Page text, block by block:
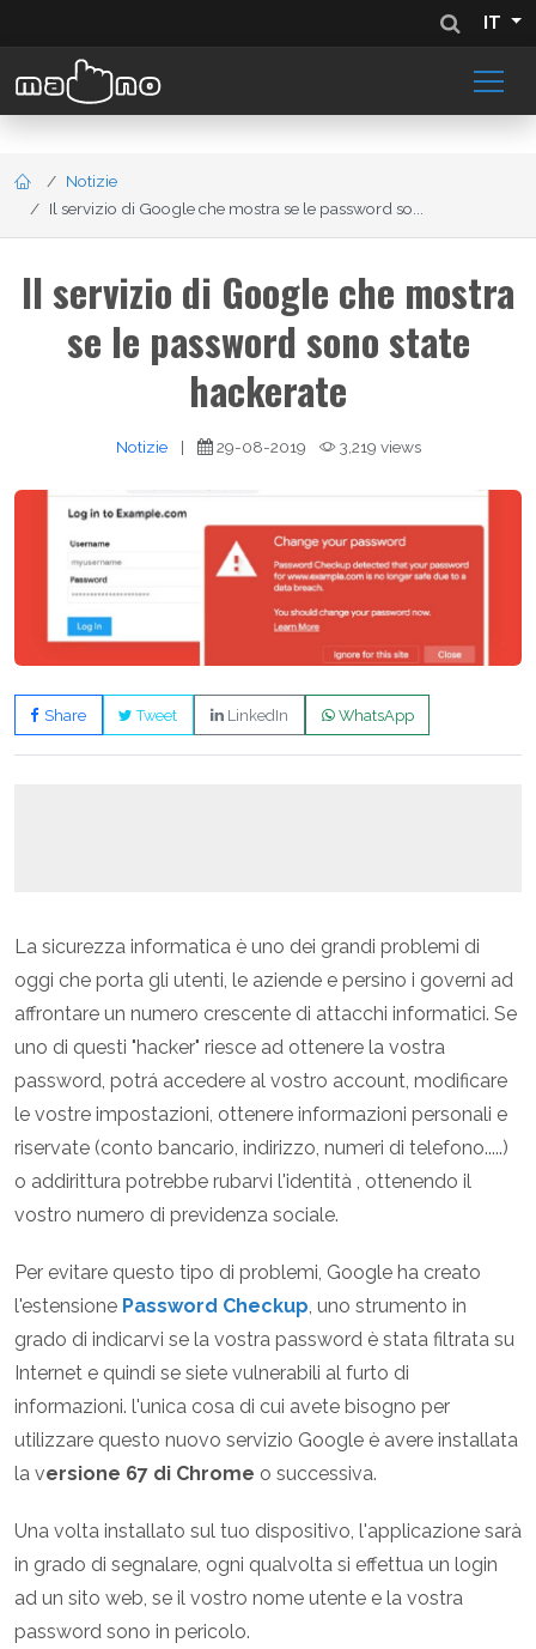
IT
Notizie
Il servizio di Google che mostra se le password so...
Il servizio di Google che mostra
se le password sono state
hackerate
Notizie | 29-08-2019 3,219 views
Share Tweet LinkedIn WhatsApp
La sicurezza informatica è uno dei grandi problemi di
oggi che porta gli utenti, le aziende e persino i governi ad
affrontare un numero crescente di attacchi informatici. Se
uno di questi "hacker" riesce ad ottenere la vostra
password, potrá accedere al vostro account, modificare
le vostre impostazioni, ottenere informazioni personali e
riservate (conto bancario, indirizzo, numeri di telefono.....)
o addirittura potrebbe rubarvi l'identità , ottenendo il
vostro numero di previdenza sociale.
Per evitare questo tipo di problemi, Google ha creato
l'estensione Password Checkup, uno strumento in
grado di indicarvi se la vostra password è stata filtrata su
Internet e quindi se siete vulnerabili al furto di
informazioni. l'unica cosa di cui avete bisogno per
utilizzare questo nuovo servizio Google è avere installata
la versione 67 di Chrome o successiva.
Una volta installato sul tuo dispositivo, l'applicazione sarà
in grado di segnalare, ogni qualvolta si effettua un login
ad un sito web, se il vostro nome utente e la vostra
password sono in pericolo.